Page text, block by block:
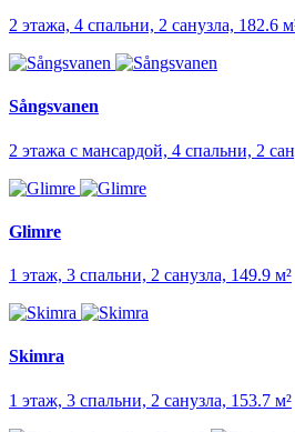
2 этажа, 4 спальни, 2 санузла, 182.6
Sångsvanen
2 этажа с мансардой, 4 спальни, 2
Glimre
1 этаж, 3 спальни, 2 санузла, 149.9 м²
Skimra
1 этаж, 3 спальни, 2 санузла, 153.7 м²